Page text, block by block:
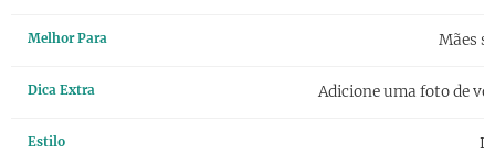
Mães
Adicione uma foto de